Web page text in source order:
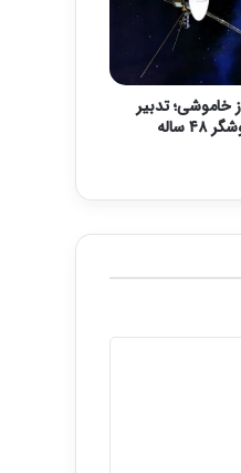
۲» از خاموشی؛ تدبیر
ساله